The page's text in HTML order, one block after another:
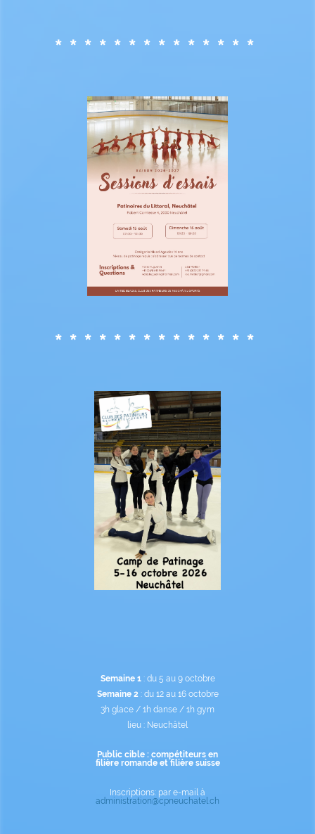
* * * * * * * * * * * * * *
* * * * * * * * * * * * * *
Semaine 1 : du 5 au 9 octobre
Semaine 2 : du 12 au 16 octobre
3h glace / 1h danse / 1h gym
lieu : Neuchâtel
Public cible : compétiteurs en
filière romande et filière suisse
Inscriptions: par e-mail à
administration@cpneuchatel.ch